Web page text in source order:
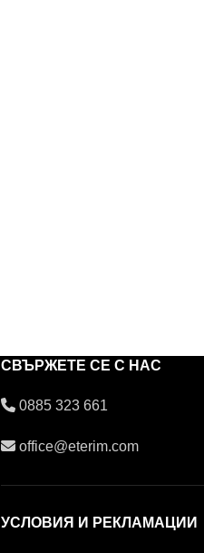
СВЪРЖЕТЕ СЕ С НАС
0885 323 661
office@eterim.com
УСЛОВИЯ И РЕКЛАМАЦИИ